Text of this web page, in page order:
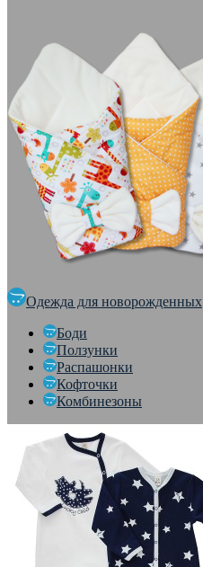
Одежда для новорожденных
Боди
Ползунки
Распашонки
Кофточки
Комбинезоны